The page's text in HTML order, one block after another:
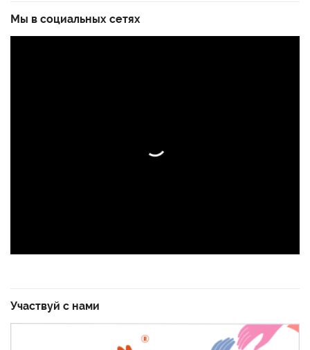
Мы в социальных сетях
Участвуй с нами